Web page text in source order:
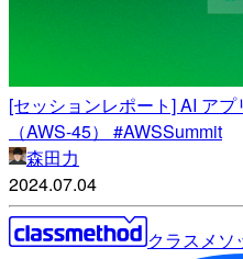
[セッションレポート] AI ア
（AWS-45） #AWSSummit
森田力
2024.07.04
クラスメソ